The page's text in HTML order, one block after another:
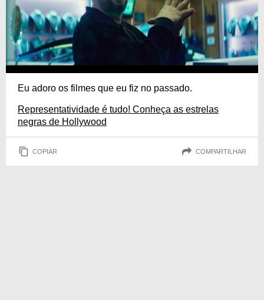
Eu adoro os filmes que eu fiz no passado.
Representatividade é tudo! Conheça as estrelas
negras de Hollywood
COPIAR COMPARTILHAR